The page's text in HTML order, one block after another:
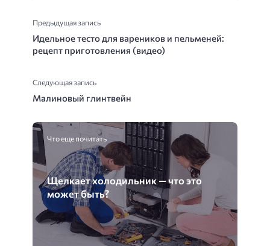
Предыдущая запись
Идельное тесто для вареников и пельменей:
рецепт приготовления (видео)
Следующая запись
Малиновый глинтвейн
Что еще почитать
Щелкает холодильник — что это
может быть?